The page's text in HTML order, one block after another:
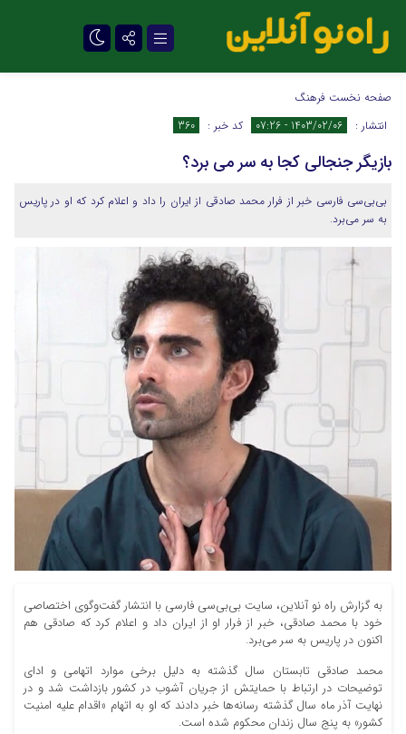
تلگرام
صفحه نخست فرهنگ
انتشار :
1403/02/06 - 07:26 کد خبر : 360
بازیگر جنجالی کجا به سر می برد؟
بی‌بی‌سی فارسی خبر از فرار محمد صادقی از ایران را داد و اعلام کرد که او در پاریس
به سر می‌برد.
به گزارش راه نو آنلاین، سایت بی‌بی‌سی فارسی با انتشار گفت‌وگوی اختصاصی
خود با محمد صادقی، خبر از فرار او از ایران داد و اعلام کرد که صادقی هم
اکنون در پاریس به سر می‌برد.
محمد صادقی تابستان سال گذشته به دلیل برخی موارد اتهامی و ادای
توضیحات در ارتباط با حمایتش از جریان آشوب در کشور بازداشت شد و در
نهایت آذر ماه سال گذشته رسانه‌ها خبر دادند که او به اتهام «اقدام علیه امنیت
کشور» به پنج سال زندان محکوم شده است.